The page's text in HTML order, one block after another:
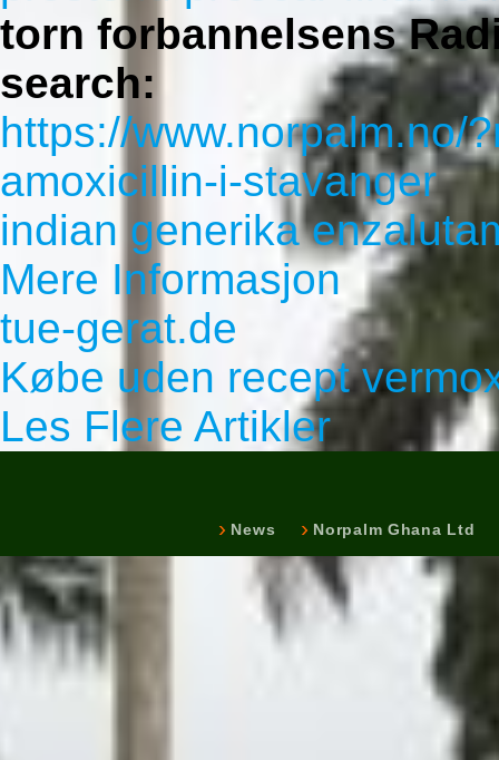
torn forbannelsens
search:
https://www.norpalm.no/
amoxicillin-i-stavanger
indian generika
Mere Informasjon
tue-gerat.de
Købe uden recept
Les Flere Artikler
News Norpalm Ghana Ltd